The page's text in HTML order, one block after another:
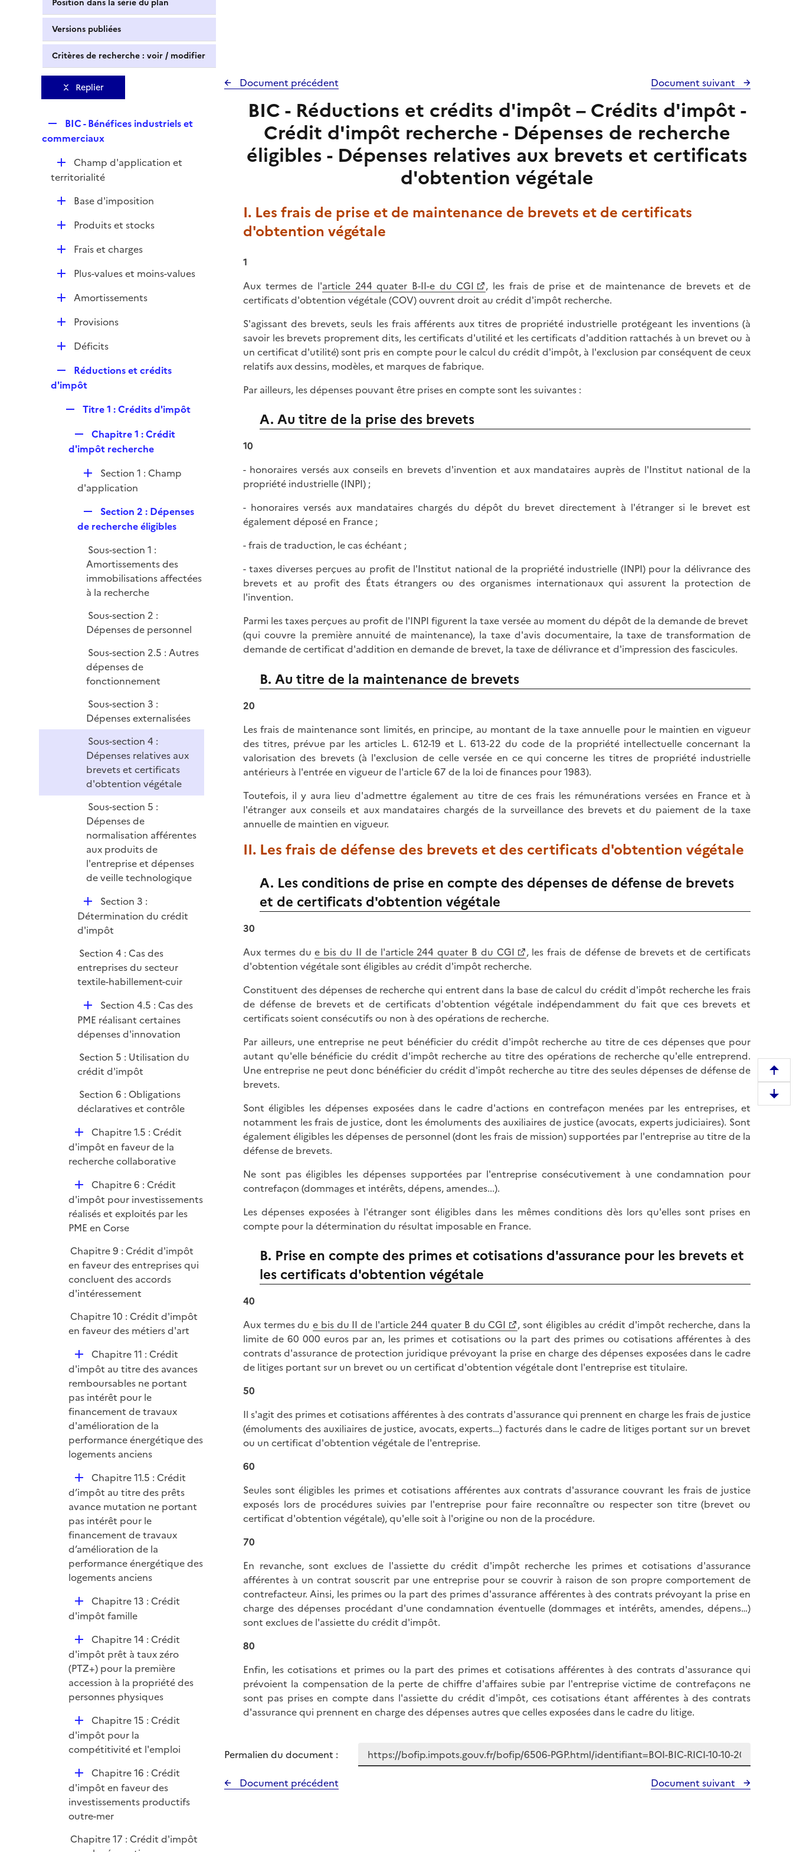
Position dans la série du plan
Versions publiées
Critères de recherche : voir / modifier
Replier
e
l
i
e
r
BIC - Bénéfices industriels et
commerciaux
D
é
Champ d'application et
territorialité
DBase d'imposition
DProduits et stocks
DFrais et charges
D
p
Plus-values et moins-values
D
r
Amortissements
D
e
r
Provisions
D
l
Déficits
e
l
r
Réductions et crédits
d'impôt
p
l
r
Titre 1 : Crédits d'impôt
e
l
i
Chapitre 1 : Crédit
d'impôt recherche
D
é
i
r
Section 1 : Champ
d'application
e
l
i
e
r
Section 2 : Dépenses
de recherche éligibles
Sous-section 1 :
Amortissements des
immobilisations affectées
à la recherche
Sous-section 2 :
Dépenses de personnel
Sous-section 2.5 : Autres
dépenses de
fonctionnement
Sous-section 3 :
Dépenses externalisées
Sous-section 4 :
Dépenses relatives aux
brevets et certificats
d'obtention végétale
Sous-section 5 :
Dépenses de
normalisation afférentes
aux produits de
l'entreprise et dépenses
de veille technologique
D
é
p
i
e
r
Section 3 :
Détermination du crédit
d'impôt
Section 4 : Cas des
entreprises du secteur
textile-habillement-cuir
D
é
p
i
e
r
Section 4.5 : Cas des
PME réalisant certaines
dépenses d'innovation
Section 5 : Utilisation du
crédit d'impôt
Section 6 : Obligations
déclaratives et contrôle
D
é
p
e
r
Chapitre 1.5 : Crédit
d'impôt en faveur de la
recherche collaborative
D
é
p
l
e
r
Chapitre 6 : Crédit
d'impôt pour investissements
réalisés et exploités par les
PME en Corse
Chapitre 9 : Crédit d'impôt
en faveur des entreprises qui
concluent des accords
d'intéressement
Chapitre 10 : Crédit d'impôt
en faveur des métiers d'art
D
é
p
l
i
e
r
Chapitre 11 : Crédit
d'impôt au titre des avances
remboursables ne portant
pas intérêt pour le
financement de travaux
d'amélioration de la
performance énergétique des
logements anciens
D
é
p
l
i
e
r
Chapitre 11.5 : Crédit
d’impôt au titre des prêts
avance mutation ne portant
pas intérêt pour le
financement de travaux
d’amélioration de la
performance énergétique des
logements anciens
D
é
i
e
r
Chapitre 13 : Crédit
d'impôt famille
D
é
p
l
i
Chapitre 14 : Crédit
d'impôt prêt à taux zéro
(PTZ+) pour la première
accession à la propriété des
personnes physiques
D
é
p
e
r
Chapitre 15 : Crédit
d'impôt pour la
compétitivité et l'emploi
D
é
p
l
e
Chapitre 16 : Crédit
d'impôt en faveur des
investissements productifs
outre-mer
Chapitre 17 : Crédit d'impôt
Document précédent Document suivant
BIC - Réductions et crédits d'impôt – Crédits d'impôt -
Crédit d'impôt recherche - Dépenses de recherche
éligibles - Dépenses relatives aux brevets et certificats
d'obtention végétale
I. Les frais de prise et de maintenance de brevets et de certificats
d'obtention végétale
1
Aux termes de l'article 244 quater B-II-e du CGI
, les frais de prise et de maintenance de brevets et de
certificats d'obtention végétale (COV) ouvrent droit au crédit d'impôt recherche.
S'agissant des brevets, seuls les frais afférents aux titres de propriété industrielle protégeant les inventions (à
savoir les brevets proprement dits, les certificats d'utilité et les certificats d'addition rattachés à un brevet ou à
un certificat d'utilité) sont pris en compte pour le calcul du crédit d'impôt, à l'exclusion par conséquent de ceux
relatifs aux dessins, modèles, et marques de fabrique.
Par ailleurs, les dépenses pouvant être prises en compte sont les suivantes :
A. Au titre de la prise des brevets
10
- honoraires versés aux conseils en brevets d'invention et aux mandataires auprès de l'Institut national de la
propriété industrielle (INPI) ;
- honoraires versés aux mandataires chargés du dépôt du brevet directement à l'étranger si le brevet est
également déposé en France ;
- frais de traduction, le cas échéant ;
- taxes diverses perçues au profit de l'Institut national de la propriété industrielle (INPI) pour la délivrance des
brevets et au profit des États étrangers ou des organismes internationaux qui assurent la protection de
l'invention.
Parmi les taxes perçues au profit de l'INPI figurent la taxe versée au moment du dépôt de la demande de brevet
(qui couvre la première annuité de maintenance), la taxe d'avis documentaire, la taxe de transformation de
demande de certificat d'addition en demande de brevet, la taxe de délivrance et d'impression des fascicules.
B. Au titre de la maintenance de brevets
20
Les frais de maintenance sont limités, en principe, au montant de la taxe annuelle pour le maintien en vigueur
des titres, prévue par les articles L. 612-19 et L. 613-22 du code de la propriété intellectuelle concernant la
valorisation des brevets (à l'exclusion de celle versée en ce qui concerne les titres de propriété industrielle
antérieurs à l'entrée en vigueur de l'article 67 de la loi de finances pour 1983).
Toutefois, il y aura lieu d'admettre également au titre de ces frais les rémunérations versées en France et à
l'étranger aux conseils et aux mandataires chargés de la surveillance des brevets et du paiement de la taxe
annuelle de maintien en vigueur.
II. Les frais de défense des brevets et des certificats d'obtention végétale
A. Les conditions de prise en compte des dépenses de défense de brevets
et de certificats d'obtention végétale
30
Aux termes due bis du II de l'article 244 quater B du CGI
, les frais de défense de brevets et de certificats
d'obtention végétale sont éligibles au crédit d'impôt recherche.
Constituent des dépenses de recherche qui entrent dans la base de calcul du crédit d'impôt recherche les frais
de défense de brevets et de certificats d'obtention végétale indépendamment du fait que ces brevets et
certificats soient consécutifs ou non à des opérations de recherche.
Par ailleurs, une entreprise ne peut bénéficier du crédit d'impôt recherche au titre de ces dépenses que pour
autant qu'elle bénéficie du crédit d'impôt recherche au titre des opérations de recherche qu'elle entreprend.
Une entreprise ne peut donc bénéficier du crédit d'impôt recherche au titre des seules dépenses de défense de
brevets.
Sont éligibles les dépenses exposées dans le cadre d'actions en contrefaçon menées par les entreprises, et
notamment les frais de justice, dont les émoluments des auxiliaires de justice (avocats, experts judiciaires). Sont
également éligibles les dépenses de personnel (dont les frais de mission) supportées par l'entreprise au titre de la
défense de brevets.
Ne sont pas éligibles les dépenses supportées par l'entreprise consécutivement à une condamnation pour
contrefaçon (dommages et intérêts, dépens, amendes...).
Les dépenses exposées à l'étranger sont éligibles dans les mêmes conditions dès lors qu'elles sont prises en
compte pour la détermination du résultat imposable en France.
B. Prise en compte des primes et cotisations d'assurance pour les brevets et
les certificats d'obtention végétale
40
Aux termes due bis du II de l'article 244 quater B du CGI
, sont éligibles au crédit d'impôt recherche, dans la
limite de 60 000 euros par an, les primes et cotisations ou la part des primes ou cotisations afférentes à des
contrats d'assurance de protection juridique prévoyant la prise en charge des dépenses exposées dans le cadre
de litiges portant sur un brevet ou un certificat d'obtention végétale dont l'entreprise est titulaire.
50
Il s'agit des primes et cotisations afférentes à des contrats d'assurance qui prennent en charge les frais de justice
(émoluments des auxiliaires de justice, avocats, experts…) facturés dans le cadre de litiges portant sur un brevet
ou un certificat d'obtention végétale de l'entreprise.
60
Seules sont éligibles les primes et cotisations afférentes aux contrats d'assurance couvrant les frais de justice
exposés lors de procédures suivies par l'entreprise pour faire reconnaître ou respecter son titre (brevet ou
certificat d'obtention végétale), qu'elle soit à l'origine ou non de la procédure.
70
En revanche, sont exclues de l'assiette du crédit d'impôt recherche les primes et cotisations d'assurance
afférentes à un contrat souscrit par une entreprise pour se couvrir à raison de son propre comportement de
contrefacteur. Ainsi, les primes ou la part des primes d'assurance afférentes à des contrats prévoyant la prise en
charge des dépenses procédant d'une condamnation éventuelle (dommages et intérêts, amendes, dépens…)
sont exclues de l'assiette du crédit d'impôt.
80
Enfin, les cotisations et primes ou la part des primes et cotisations afférentes à des contrats d'assurance qui
prévoient la compensation de la perte de chiffre d'affaires subie par l'entreprise victime de contrefaçons ne
sont pas prises en compte dans l'assiette du crédit d'impôt, ces cotisations étant afférentes à des contrats
d'assurance qui prennent en charge des dépenses autres que celles exposées dans le cadre du litige.
Permalien du document :
Document précédent
Document suivant
e
m
D